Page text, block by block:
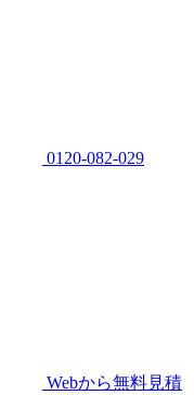
0120-082-029
Webから無料見積